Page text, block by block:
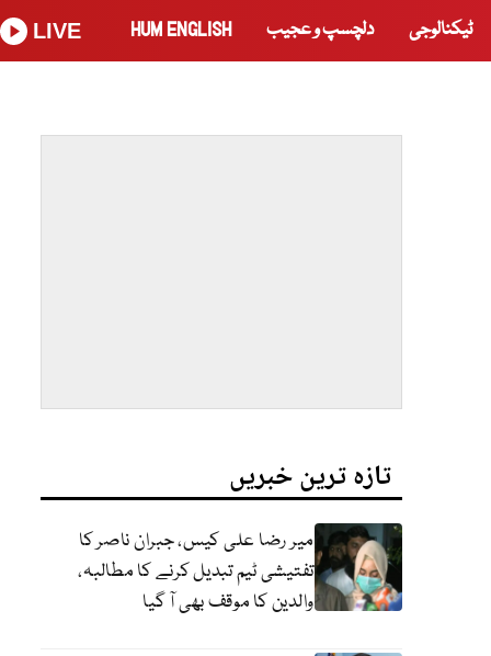
ٹیکنالوجی دلچسپ و عجیب HUM ENGLISH
LIVE
تازہ ترین خبریں
میر رضا علی کیس، جبران ناصر کا
تفتیشی ٹیم تبدیل کرنے کا مطالبہ،
والدین کا موقف بھی آ گیا